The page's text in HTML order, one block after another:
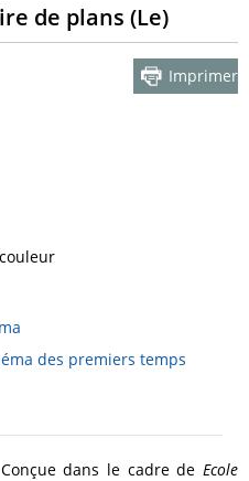
de plans (Le)
Imprimer
des premiers temps
Conçue dans le cadre de Ecole